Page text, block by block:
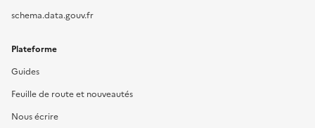
schema.data.gouv.fr
Plateforme
Guides
Feuille de route et nouveautés
Nous écrire